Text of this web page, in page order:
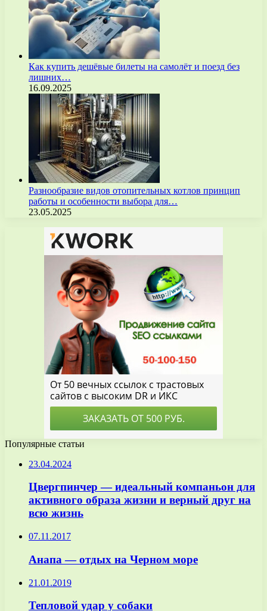
Как купить дешёвые билеты на самолёт и поезд без
лишних…
16.09.2025
Разнообразие видов отопительных котлов принцип
работы и особенности выбора для…
23.05.2025
Популярные статьи
23.04.2024
Цвергпинчер — идеальный компаньон для
активного образа жизни и верный друг на
всю жизнь
07.11.2017
Анапа — отдых на Черном море
21.01.2019
Тепловой удар у собаки